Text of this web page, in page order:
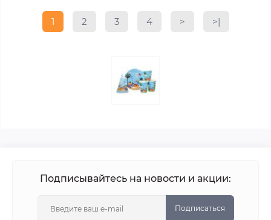
1 2 3 4 > >|
Подписывайтесь на новости и акции:
Подписаться